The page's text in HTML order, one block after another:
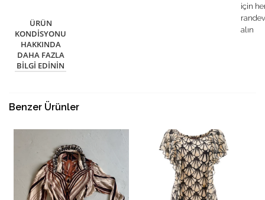
ÜRÜN
KONDISYONU
HAKKINDA
DAHA FAZLA
BILGI EDININ
için
alın
Benzer Ürünler